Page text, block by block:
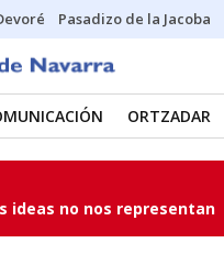
Pasadizo de la Jacoba
ORTZADAR
ideas no nos representan